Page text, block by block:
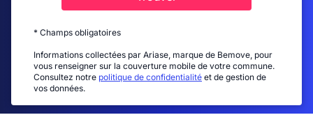
* Champs obligatoires
Informations collectées par Ariase, marque de Bemove, pour
vous renseigner sur la couverture mobile de votre commune.
Consultez notre politique de confidentialité et de gestion de
vos données.